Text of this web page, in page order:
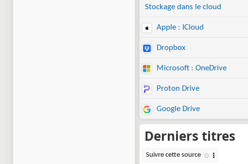
Stockage dans le cloud
Apple : ICloud
Dropbox
Microsoft : OneDrive
Proton Drive
Google Drive